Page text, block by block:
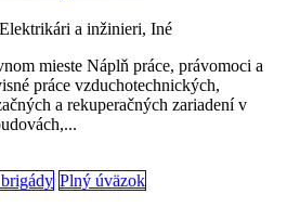
Elektrikári a inžinieri, Iné
mieste Náplň práce, právomoci a
práce vzduchotechnických,
a rekuperačných zariadení v
Plný úväzok